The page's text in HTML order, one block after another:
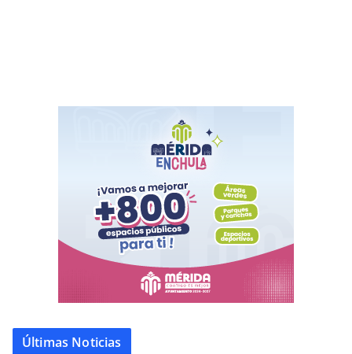
Últimas Noticias